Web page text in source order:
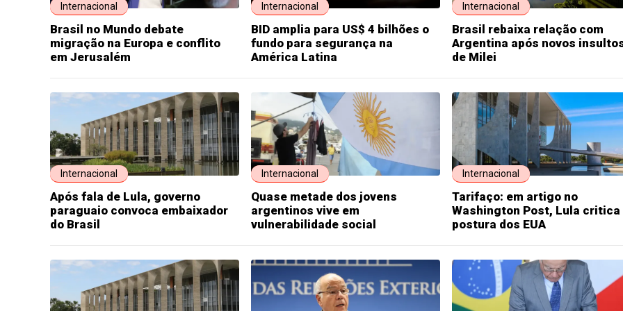
Internacional
Brasil no Mundo debate
migração na Europa e conflito
em Jerusalém
Internacional
BID amplia para US$ 4 bilhões o
fundo para segurança na
América Latina
Internacional
Brasil rebaixa relação com
Argentina após novos
de Milei
Internacional
Após fala de Lula, governo
paraguaio convoca embaixador
do Brasil
Internacional
Quase metade dos jovens
argentinos vive em
vulnerabilidade social
Internacional
Tarifaço: em artigo no
Washington Post, Lula critica
postura dos EUA